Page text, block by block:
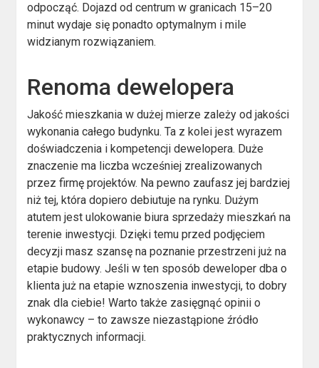
odpocząć. Dojazd od centrum w granicach 15–20
minut wydaje się ponadto optymalnym i mile
widzianym rozwiązaniem.
Renoma dewelopera
Jakość mieszkania w dużej mierze zależy od jakości
wykonania całego budynku. Ta z kolei jest wyrazem
doświadczenia i kompetencji dewelopera. Duże
znaczenie ma liczba wcześniej zrealizowanych
przez firmę projektów. Na pewno zaufasz jej bardziej
niż tej, która dopiero debiutuje na rynku. Dużym
atutem jest ulokowanie biura sprzedaży mieszkań na
terenie inwestycji. Dzięki temu przed podjęciem
decyzji masz szansę na poznanie przestrzeni już na
etapie budowy. Jeśli w ten sposób deweloper dba o
klienta już na etapie wznoszenia inwestycji, to dobry
znak dla ciebie! Warto także zasięgnąć opinii o
wykonawcy – to zawsze niezastąpione źródło
praktycznych informacji.